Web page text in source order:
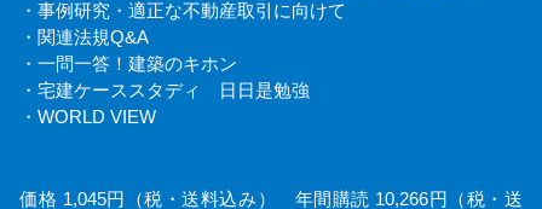
・事例研究・適正な不動産取引に向けて
・関連法規Q&A
・一問一答！建築のキホン
・宅建ケーススタディ 日日是勉強
・WORLD VIEW
価格 1,045円（税・送料込み） 年間購読 10,266円（税・送